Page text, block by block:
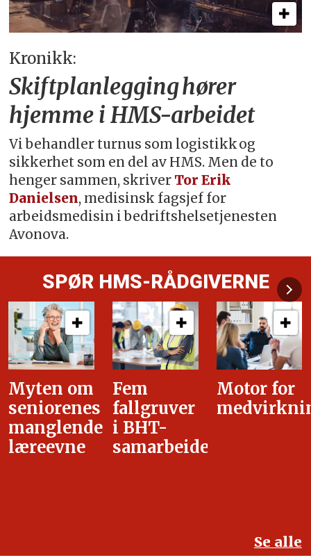
Kronikk:
Skiftplanlegging hører
hjemme i HMS-arbeidet
Vi behandler turnus som logistikk og
sikkerhet som en del av HMS. Men de to
henger sammen, skriver Tor Erik
Danielsen, medisinsk fagsjef for
arbeidsmedisin i bedriftshelsetjenesten
Avonova.
SPØR HMS-RÅDGIVERNE
Fem
fallgruver
i BHT-
samarbeidet
Motor for
medvirkning
i
Se alle